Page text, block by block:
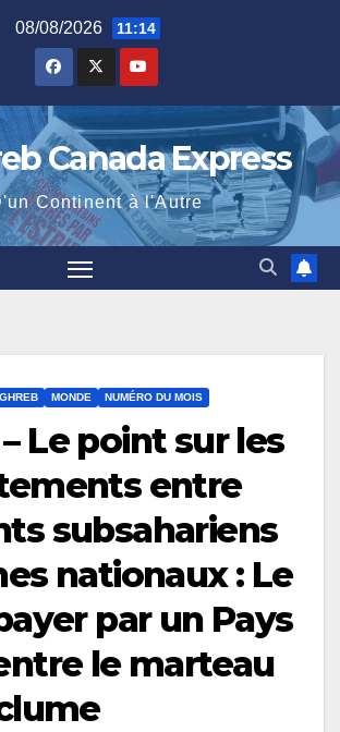
08/08/2026 11:14
Canada Express
Continent à l'Autre
MONDE NUMÉRO DU MOIS
Le point sur les
entre
subsahariens
nationaux : Le
par un Pays
le marteau